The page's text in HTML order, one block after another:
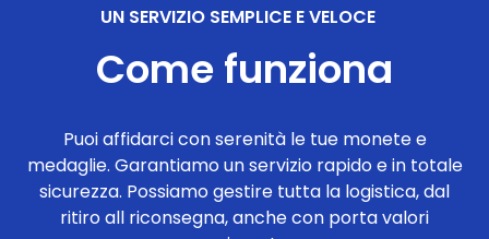
UN SERVIZIO SEMPLICE E VELOCE
Come funziona
Puoi affidarci con serenità le tue monete e
medaglie. Garantiamo un servizio rapido e in totale
sicurezza. Possiamo gestire tutta la logistica, dal
ritiro all riconsegna, anche con porta valori